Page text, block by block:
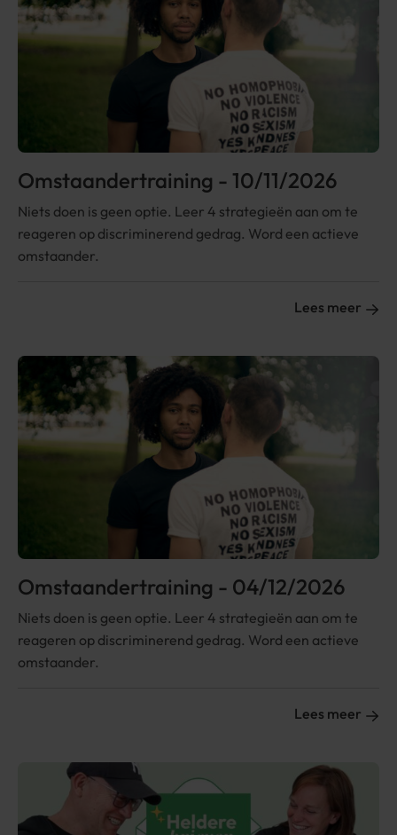
Omstaandertraining - 10/11/2026
Niets doen is geen optie. Leer 4 strategieën aan om te
reageren op discriminerend gedrag. Word een actieve
omstaander.
Lees meer
Omstaandertraining - 04/12/2026
Niets doen is geen optie. Leer 4 strategieën aan om te
reageren op discriminerend gedrag. Word een actieve
omstaander.
Lees meer